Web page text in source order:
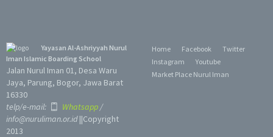
Yayasan Al-Ashriyyah Nurul
Iman Islamic Boarding School
Jalan Nurul Iman 01, Desa Waru
Jaya, Parung, Bogor, Jawa Barat
16330
telp/e-mail:
Whatsapp/
info@nuruliman.or.id||Copyright
2013
Home Facebook
Twitter
Instagram
Youtube
Market Place Nurul Iman